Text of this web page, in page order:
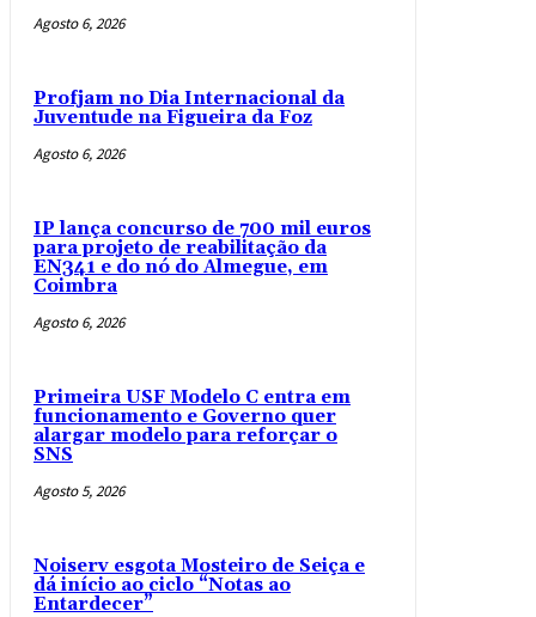
Agosto 6, 2026
Profjam no Dia Internacional da
Juventude na Figueira da Foz
Agosto 6, 2026
IP lança concurso de 700 mil euros
para projeto de reabilitação da
EN341 e do nó do Almegue, em
Coimbra
Agosto 6, 2026
Primeira USF Modelo C entra em
funcionamento e Governo quer
alargar modelo para reforçar o
SNS
Agosto 5, 2026
Noiserv esgota Mosteiro de Seiça e
dá início ao ciclo “Notas ao
Entardecer”